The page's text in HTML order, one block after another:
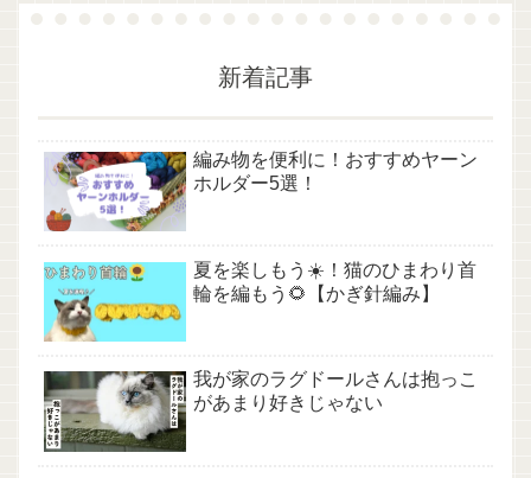
新着記事
編み物を便利に！おすすめヤーン
ホルダー5選！
夏を楽しもう☀️！猫のひまわり首
輪を編もう🌻【かぎ針編み】
我が家のラグドールさんは抱っこ
があまり好きじゃない